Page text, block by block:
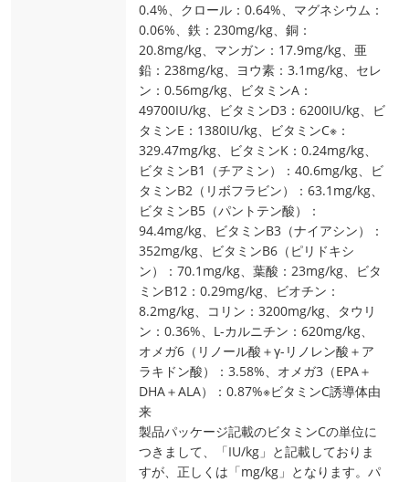
0.4%、クロール：0.64%、マグネシウム：
0.06%、鉄：230mg/kg、銅：
20.8mg/kg、マンガン：17.9mg/kg、亜
鉛：238mg/kg、ヨウ素：3.1mg/kg、セレ
ン：0.56mg/kg、ビタミンA：
49700IU/kg、ビタミンD3：6200IU/kg、ビ
タミンE：1380IU/kg、ビタミンC※：
329.47mg/kg、ビタミンK：0.24mg/kg、
ビタミンB1（チアミン）：40.6mg/kg、ビ
タミンB2（リボフラビン）：63.1mg/kg、
ビタミンB5（パントテン酸）：
94.4mg/kg、ビタミンB3（ナイアシン）：
352mg/kg、ビタミンB6（ピリドキシ
ン）：70.1mg/kg、葉酸：23mg/kg、ビタ
ミンB12：0.29mg/kg、ビオチン：
8.2mg/kg、コリン：3200mg/kg、タウリ
ン：0.36%、L-カルニチン：620mg/kg、
オメガ6（リノール酸＋γ-リノレン酸＋ア
ラキドン酸）：3.58%、オメガ3（EPA＋
DHA＋ALA）：0.87%※ビタミンC誘導体由
来
製品パッケージ記載のビタミンCの単位に
つきまして、「IU/kg」と記載しておりま
すが、正しくは「mg/kg」となります。パ